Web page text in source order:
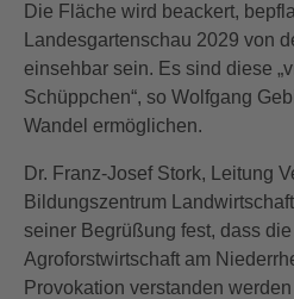
Die Fläche wird beackert,
Landesgartenschau 2029 von
einsehbar sein. Es sind diese
Schüppchen“, so Wolfgang
Wandel ermöglichen.
Dr. Franz-Josef Stork, Leitung
Bildungszentrum
seiner Begrüßung fest, dass
Agroforstwirtschaft am
Provokation verstanden